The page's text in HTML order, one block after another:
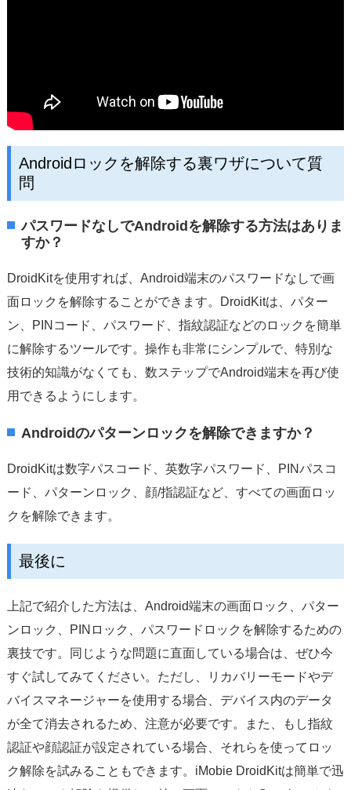
Androidロックを解除する裏ワザについて質
問
パスワードなしでAndroidを解除する方法はありま
すか？
DroidKitを使用すれば、Android端末のパスワードなしで画
面ロックを解除することができます。DroidKitは、パター
ン、PINコード、パスワード、指紋認証などのロックを簡単
に解除するツールです。操作も非常にシンプルで、特別な
技術的知識がなくても、数ステップでAndroid端末を再び使
用できるようにします。
Androidのパターンロックを解除できますか？
DroidKitは数字パスコード、英数字パスワード、PINパスコ
ード、パターンロック、顔/指認証など、すべての画面ロッ
クを解除できます。
最後に
上記で紹介した方法は、Android端末の画面ロック、パター
ンロック、PINロック、パスワードロックを解除するための
裏技です。同じような問題に直面している場合は、ぜひ今
すぐ試してみてください。ただし、リカバリーモードやデ
バイスマネージャーを使用する場合、デバイス内のデータ
が全て消去されるため、注意が必要です。また、もし指紋
認証や顔認証が設定されている場合、それらを使ってロッ
ク解除を試みることもできます。iMobie DroidKitは簡単で迅